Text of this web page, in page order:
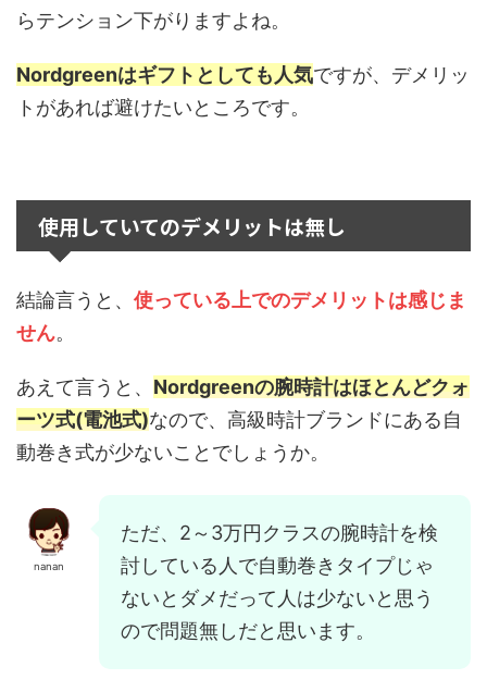
らテンション下がりますよね。
Nordgreenはギフトとしても人気ですが、デメリッ
トがあれば避けたいところです。
使用していてのデメリットは無し
結論言うと、 使っている上でのデメリットは感じま
せん。
あえて言うと、 Nordgreenの腕時計はほとんどクォ
ーツ式(電池式)なので、高級時計ブランドにある自
動巻き式が少ないことでしょうか。
nanan
ただ、2～3万円クラスの腕時計を検
討している人で自動巻きタイプじゃ
ないとダメだって人は少ないと思う
ので問題無しだと思います。